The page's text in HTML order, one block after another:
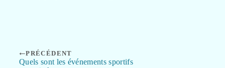
PRÉCÉDENT
Quels sont les événements sportifs